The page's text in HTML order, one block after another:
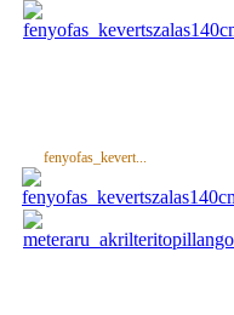
fenyofas_kevert...